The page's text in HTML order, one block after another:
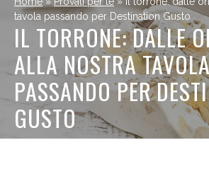
tavola passando per Destination Gusto
IL TORRONE: DALLE
ALLA NOSTRA
PASSANDO PER
GUSTO